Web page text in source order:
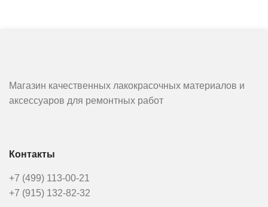
Магазин качественных лакокрасочных материалов и
аксессуаров для ремонтных работ
Контакты
+7 (499) 113-00-21
+7 (915) 132-82-32